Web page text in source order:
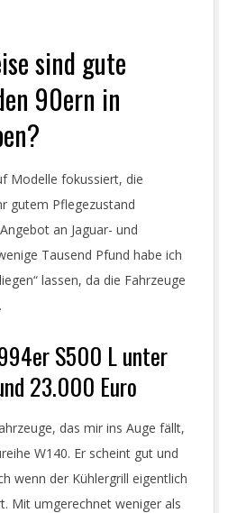
sind gute
90ern in
Modelle fokussiert, die
gutem Pflegezustand
an Jaguar- und
Tausend Pfund habe ich
lassen, da die Fahrzeuge
S500 L unter
23.000 Euro
das mir ins Auge fällt,
W140. Er scheint gut und
wenn der Kühlergrill eigentlich
Mit umgerechnet weniger als